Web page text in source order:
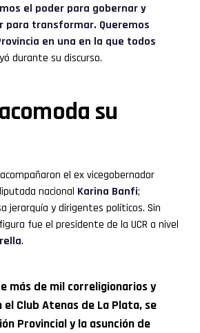
el poder para gobernar y
para transformar. Queremos
en una en la que todos
durante su discurso.
su
el ex vicegobernador
nacional Karina Banfi;
jerarquía y dirigentes políticos. Sin
fue el presidente de la UCR a nivel
.
más de mil correligionarios y
Club Atenas de La Plata, se
Provincial y la asunción de